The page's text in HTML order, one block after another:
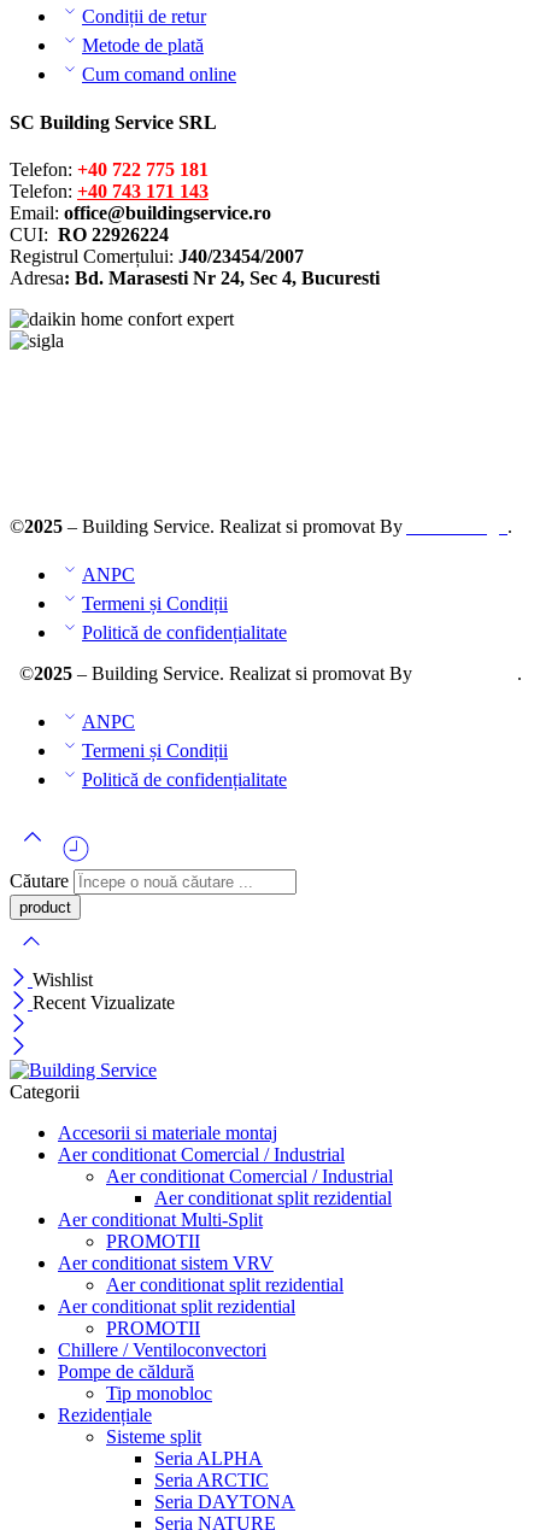
Condiții de retur
Metode de plată
Cum comand online
SC Building Service SRL
Telefon: +40 722 775 181
Telefon: +40 743 171 143
Email: office@buildingservice.ro
CUI: RO 22926224
Registrul Comerțului: J40/23454/2007
Adresa: Bd. Marasesti Nr 24, Sec 4, Bucuresti
©2025 – Building Service. Realizat si promovat By .
ANPC
Termeni și Condiții
Politică de confidențialitate
©2025– Building Service. Realizat si promovat By .
ANPC
Termeni și Condiții
Politică de confidențialitate
Căutare
Wishlist
Recent Vizualizate
Categorii
Accesorii si materiale montaj
Aer conditionat Comercial / Industrial
Aer conditionat Comercial / Industrial
Aer conditionat split rezidential
Aer conditionat Multi-Split
PROMOTII
Aer conditionat sistem VRV
Aer conditionat split rezidential
Aer conditionat split rezidential
PROMOTII
Chillere / Ventiloconvectori
Pompe de căldură
Tip monobloc
Rezidențiale
Sisteme split
Seria ALPHA
Seria ARCTIC
Seria DAYTONA
Seria NATURE